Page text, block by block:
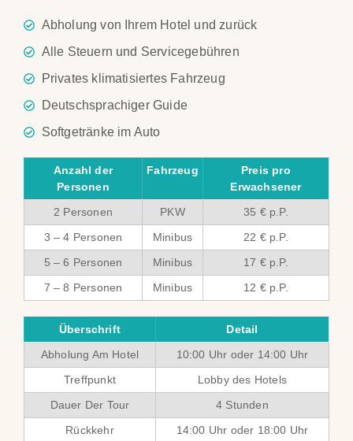
Abholung von Ihrem Hotel und zurück
Alle Steuern und Servicegebühren
Privates klimatisiertes Fahrzeug
Deutschsprachiger Guide
Softgetränke im Auto
Anzahl der
Personen
Fahrzeug
Preis pro
Erwachsener
2 Personen
PKW
35 € p.P.
3 – 4 Personen
Minibus
22 € p.P.
5 – 6 Personen
Minibus
17 € p.P.
7 – 8 Personen
Minibus 12 € p.P.
Überschrift
Detail
Abholung Am Hotel
10:00 Uhr oder 14:00 Uhr
Treffpunkt
Lobby des Hotels
Dauer Der Tour
4 Stunden
Rückkehr
14:00 Uhr oder 18:00 Uhr